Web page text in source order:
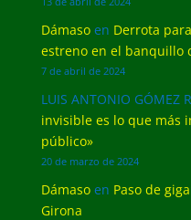
Dámasoen Derrota
estreno en el banquillo
7 de abril de 2024
LUIS ANTONIO GÓMEZ
invisible es lo que más
público»
20 de marzo de 2024
Dámasoen Paso de
Girona